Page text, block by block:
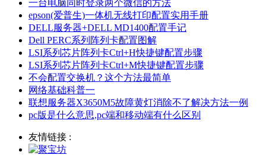
一台电脑同时登录两个微信的方法
epson(爱普生)一体机无线打印配置实用手册
DELL服务器+DELL MD1400配置手记
Dell PERC系列阵列卡配置图解
LSI系列芯片阵列卡Ctrl+H快捷键配置步骤
LSI系列芯片阵列卡Ctrl+M快捷键配置步骤
不会配置交换机？这个方法最简单
网络基础科普一
联想服务器X3650M5故障黄灯消除不了解决方法一例
pc版是什么意思,pc端和移动端有什么区别
友情链接 :